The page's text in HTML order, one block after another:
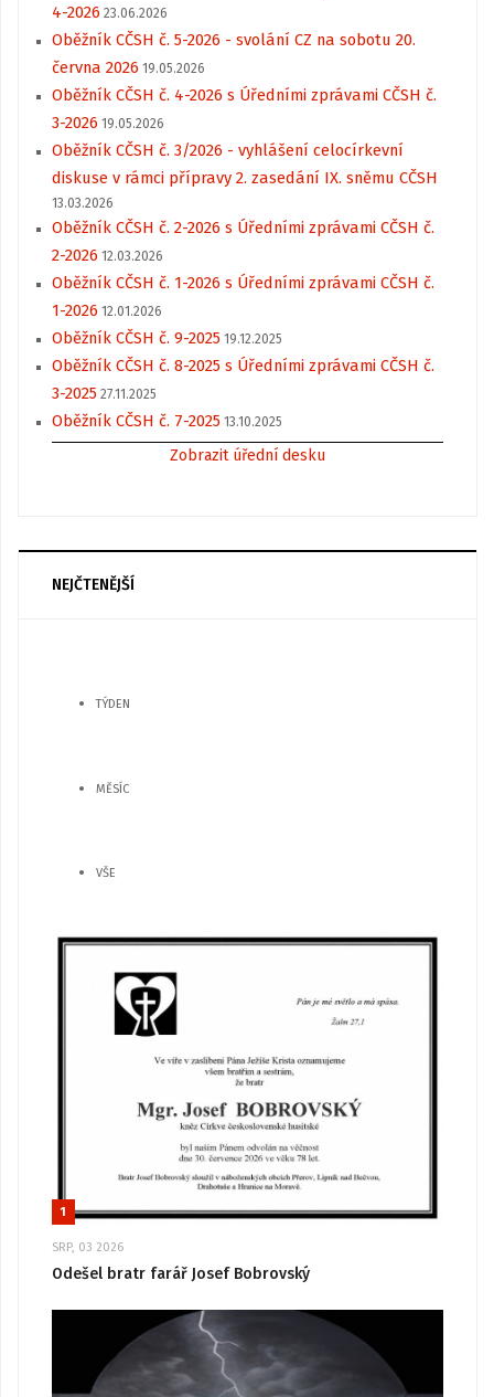
4-2026 23.06.2026
Oběžník CČSH č. 5-2026 - svolání CZ na sobotu 20.
června 2026 19.05.2026
Oběžník CČSH č. 4-2026 s Úředními zprávami CČSH č.
3-2026 19.05.2026
Oběžník CČSH č. 3/2026 - vyhlášení celocírkevní
diskuse v rámci přípravy 2. zasedání IX. sněmu CČSH
13.03.2026
Oběžník CČSH č. 2-2026 s Úředními zprávami CČSH č.
2-2026 12.03.2026
Oběžník CČSH č. 1-2026 s Úředními zprávami CČSH č.
1-2026 12.01.2026
Oběžník CČSH č. 9-2025 19.12.2025
Oběžník CČSH č. 8-2025 s Úředními zprávami CČSH č.
3-2025 27.11.2025
Oběžník CČSH č. 7-2025 13.10.2025
Zobrazit úřední desku
NEJČTENĚJŠÍ
TÝDEN
MĚSÍC
VŠE
1
SRP, 03 2026
Odešel bratr farář Josef Bobrovský